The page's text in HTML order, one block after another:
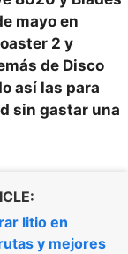
mayo en
2 y
de Disco
así las para
sin gastar una
litio en
y mejores